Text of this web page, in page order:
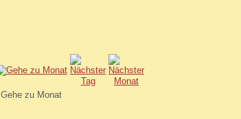
Gehe zu Monat